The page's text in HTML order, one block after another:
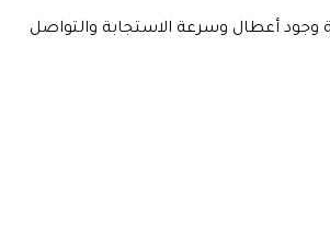
وجود أعطال وسرعة الاستجابة والتواصل